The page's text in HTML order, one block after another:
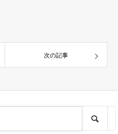
次の記事